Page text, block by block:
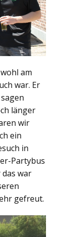
am
war. Er
länger
wir
ein
in
Partybus
war
gefreut.